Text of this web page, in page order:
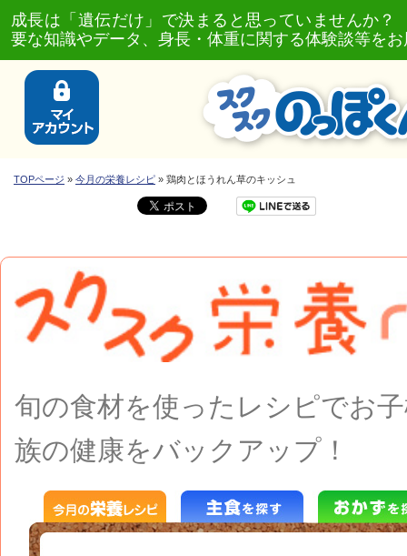
成長は「遺伝だけ」で決まると思っていませんか
要な知識やデータ、身長・体重に関する体験談等を
TOPページ » 今月の栄養レシピ » 鶏肉とほうれん草のキッシュ
旬の食材を使ったレシピでお
族の健康をバックアップ！